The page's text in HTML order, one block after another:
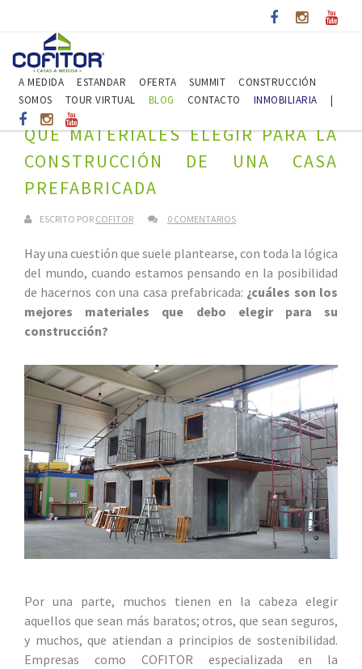
A MEDIDA ESTANDAR OFERTA SUMMIT
CONSTRUCCIÓN
SOMOS
TOUR VIRTUAL BLOG CONTACTO INMOBILIARIA |
QUÉ MATERIALES ELEGIR PARA LA
CONSTRUCCIÓN DE UNA CASA
PREFABRICADA
ESCRITO POR COFITOR 0 COMENTARIOS
Hay una cuestión que suele plantearse, con toda la lógica
del mundo, cuando estamos pensando en la posibilidad
de hacernos con una casa prefabricada: ¿cuáles son los
mejores materiales que debo elegir para su
construcción?
Por una parte, muchos tienen en la cabeza elegir
aquellos que sean más baratos; otros, que sean seguros,
y muchos, que atiendan a principios de sostenibilidad.
Empresas como COFITOR especializada en la